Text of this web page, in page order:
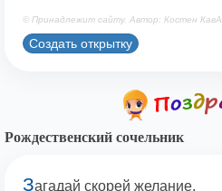
© Принадлежит сайту. Автор: Костен КавА
Создать открытку
Рождественский сочельник
Загадай скорей желание,